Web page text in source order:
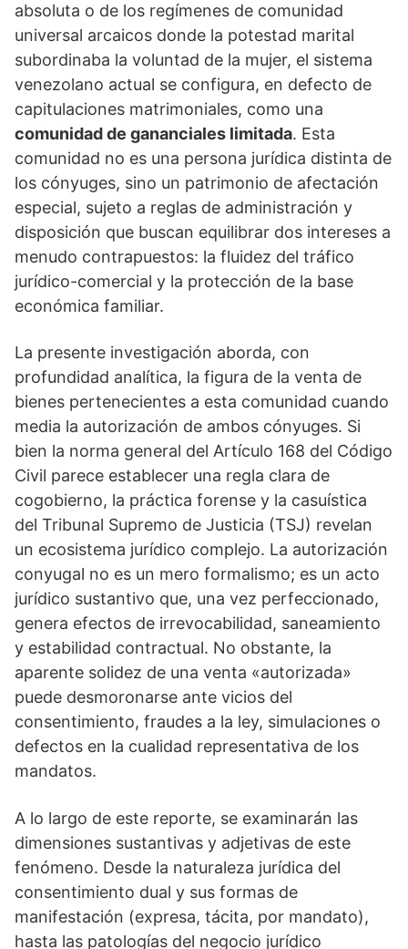
absoluta o de los regímenes de comunidad
universal arcaicos donde la potestad marital
subordinaba la voluntad de la mujer, el sistema
venezolano actual se configura, en defecto de
capitulaciones matrimoniales, como una
comunidad de gananciales limitada. Esta
comunidad no es una persona jurídica distinta de
los cónyuges, sino un patrimonio de afectación
especial, sujeto a reglas de administración y
disposición que buscan equilibrar dos intereses a
menudo contrapuestos: la fluidez del tráfico
jurídico-comercial y la protección de la base
económica familiar.
La presente investigación aborda, con
profundidad analítica, la figura de la venta de
bienes pertenecientes a esta comunidad cuando
media la autorización de ambos cónyuges. Si
bien la norma general del Artículo 168 del Código
Civil parece establecer una regla clara de
cogobierno, la práctica forense y la casuística
del Tribunal Supremo de Justicia (TSJ) revelan
un ecosistema jurídico complejo. La autorización
conyugal no es un mero formalismo; es un acto
jurídico sustantivo que, una vez perfeccionado,
genera efectos de irrevocabilidad, saneamiento
y estabilidad contractual. No obstante, la
aparente solidez de una venta «autorizada»
puede desmoronarse ante vicios del
consentimiento, fraudes a la ley, simulaciones o
defectos en la cualidad representativa de los
mandatos.
A lo largo de este reporte, se examinarán las
dimensiones sustantivas y adjetivas de este
fenómeno. Desde la naturaleza jurídica del
consentimiento dual y sus formas de
manifestación (expresa, tácita, por mandato),
hasta las patologías del negocio jurídico